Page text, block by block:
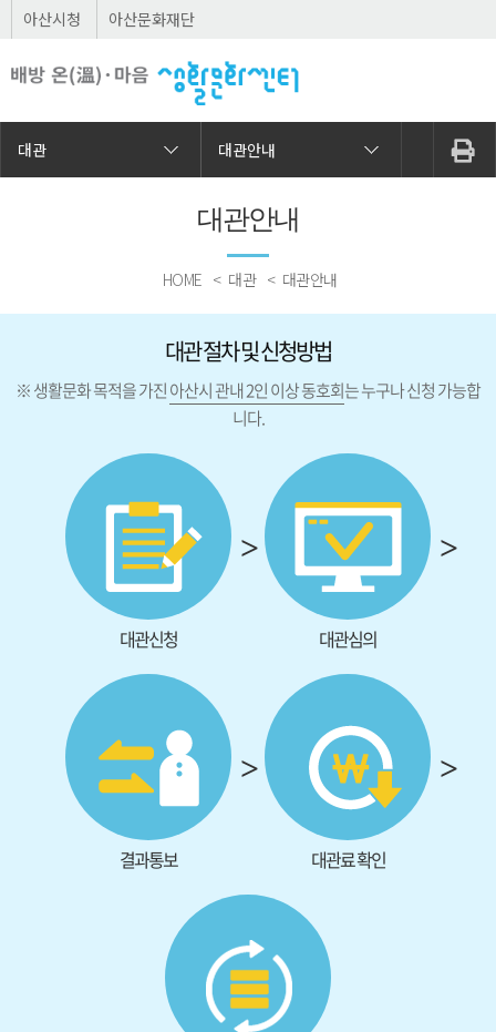
아산시청 아산문화재단
대관 대관안내
대관안내
HOME 대관 대관안내
대관 절차 및 신청방법
※ 생활문화 목적을 가진아산시 관내 2인 이상 동호회는 누구나 신청 가능합
니다.
대관신청 대관심의
결과통보 대관료 확인